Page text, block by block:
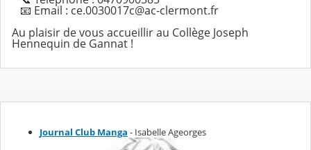
📧 Email : ce.0030017c@ac-clermont.fr
Au plaisir de vous accueillir au Collège Joseph
Hennequin de Gannat !
Journal Club Manga - Isabelle Ageorges